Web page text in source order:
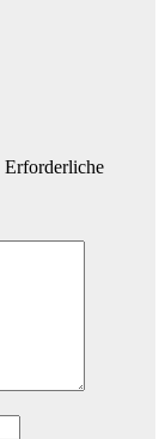
Erforderliche